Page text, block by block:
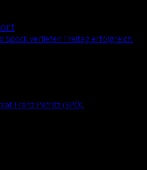
Spöck verliefen Freitag erfolgreich.
Franz Pe­tritz (SPÖ).